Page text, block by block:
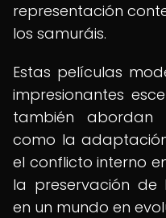
representación
los samuráis.
Estas películas
impresionantes
también abordan
como la
el conflicto interno
la preservación de
en un mundo en